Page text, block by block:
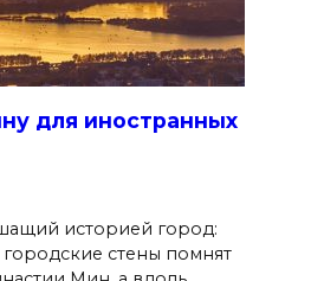
для иностранных
историей город:
стены помнят